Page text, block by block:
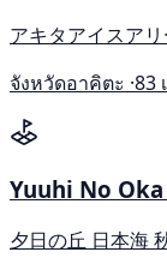
アキタアイスア
จังหวัดอาคิตะ ·83
Yuuhi No
夕日の丘 日本海